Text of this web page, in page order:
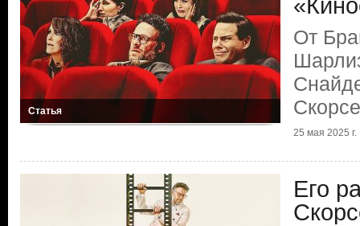
Статья
От
25 мая 2025 г.
Его